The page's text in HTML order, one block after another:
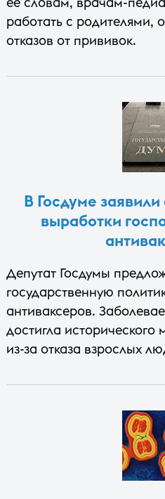
работать с родителями,
отказов от прививок.
В Госдуме
выработки
Депутат Госдумы
государственную
антиваксеров.
достигла
из-за отказа взрослых